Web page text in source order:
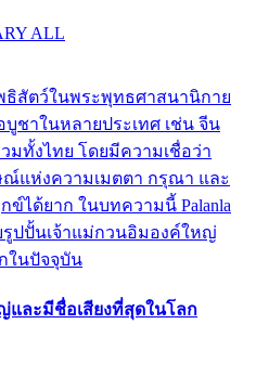
ALL
ธิสัตว์ในพระพุทธศาสนานิกาย
ชาในหลายประเทศ เช่น จีน
มทั้งไทย โดยมีความเชื่อว่า
แห่งความเมตตา กรุณา และ
ได้ยาก ในบทความนี้ Palanla
รูปปั้นเจ้าแม่กวนอิมองค์ใหญ่
ในปัจจุบัน
และมีชื่อเสียงที่สุดในโลก